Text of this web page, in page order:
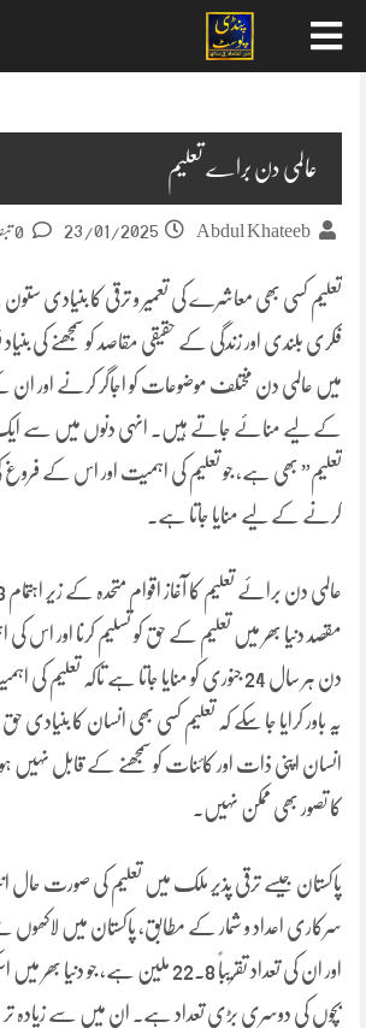
عالمی دن براے تعلیم
Abdul Khateeb
23/01/2025
تعلیم کسی بھی معاشرے کی تعمیر و ترقی کا بنیادی
فکری بلندی اور زندگی کے حقیقی مقاصد کو سمجھنے کی
میں عالمی دن مختلف موضوعات کو اجاگر کرنے اور ان
کے لیے منائے جاتے ہیں۔ انہی دنوں میں سے
تعلیم” بھی ہے، جو تعلیم کی اہمیت اور اس کے فروغ
کرنے کے لیے منایا جاتا ہے۔
مقصد دنیا بھر میں تعلیم کے حق کو تسلیم کرنا اور اس کی
دن ہر سال 24 جنوری کو منایا جاتا ہے تاکہ تعلیم
یہ باور کرایا جا سکے کہ تعلیم کسی بھی انسان کا بنیادی
انسان اپنی ذات اور کائنات کو سمجھنے کے قابل نہیں ہو
کا تصور بھی ممکن نہیں۔
پاکستان جیسے ترقی پذیر ملک میں تعلیم کی صورت حال
سرکاری اعداد و شمار کے مطابق، پاکستان میں
اور ان کی تعداد تقریباً 22.8 ملین ہے،
بچوں کی دوسری بڑی تعداد ہے۔ ان میں سے زیادہ